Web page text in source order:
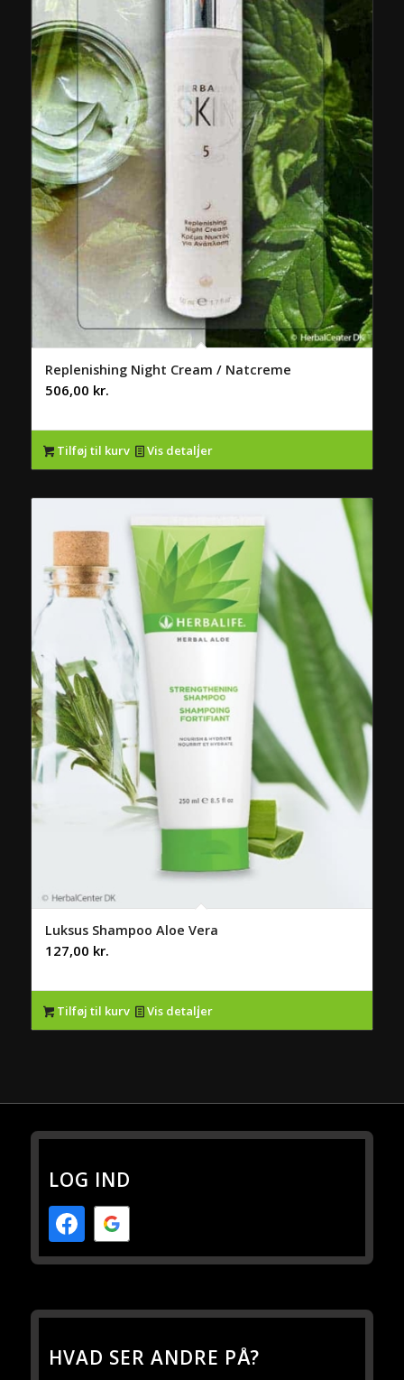
Replenishing Night Cream / Natcreme
506,00 kr.
Tilføj til kurv Vis detaljer
Luksus Shampoo Aloe Vera
127,00 kr.
Tilføj til kurv Vis detaljer
LOG IND
HVAD SER ANDRE PÅ?